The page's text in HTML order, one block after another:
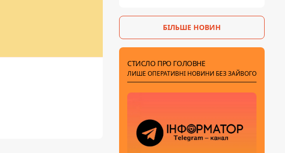
БІЛЬШЕ НОВИН
СТИСЛО ПРО ГОЛОВНЕ
ЛИШЕ ОПЕРАТИВНІ НОВИНИ БЕЗ ЗАЙВОГО